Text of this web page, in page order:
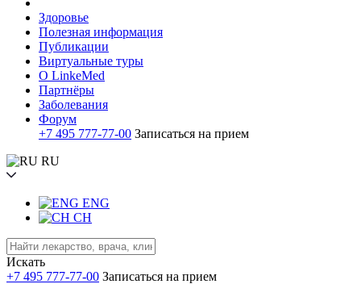
Здоровье
Полезная информация
Публикации
Виртуальные туры
О LinkeMed
Партнёры
Заболевания
Форум
+7 495 777-77-00 Записаться на прием
RU
ENG
CH
Искать
+7 495 777-77-00 Записаться на прием